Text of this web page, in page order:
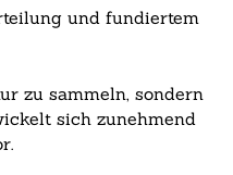
und fundiertem
zu sammeln, sondern
sich zunehmend